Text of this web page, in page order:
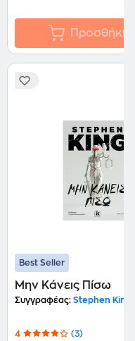
Προσθήκη
Best Seller
Μην Κάνεις Πίσω
Συγγραφέας: Stephen King
4 (3)